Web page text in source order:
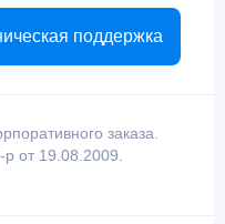
поддержка
заказа.
от 19.08.2009.